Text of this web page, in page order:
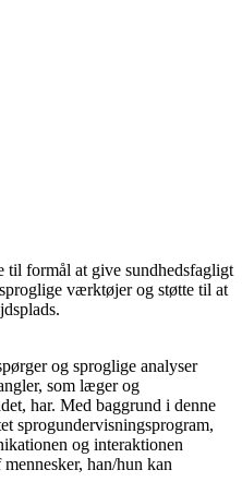
formål at give sundhedsfagligt
værktøjer og støtte til at
og sproglige analyser
som læger og
har. Med baggrund i denne
sprogundervisningsprogram,
og interaktionen
han/hun kan